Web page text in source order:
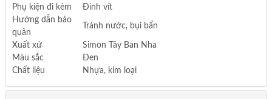
Phụ kiện đi kèm
Đinh vít
Hướng dẫn bảo
quản
Tránh nước, bụi bẩn
Xuất xứ
Simon Tây Ban Nha
Màu sắc
Đen
Chất liệu
Nhựa, kim loại